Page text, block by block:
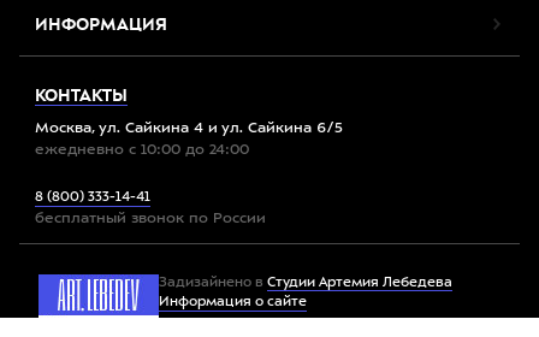
ИНФОРМАЦИЯ
КОНТАКТЫ
Москва, ул. Сайкина 4 и ул. Сайкина 6/5
ежедневно с 10:00 до 24:00
8 (800) 333-14-41
бесплатный звонок по России
Задизайнено в Студии Артемия Лебедева
Информация о сайте